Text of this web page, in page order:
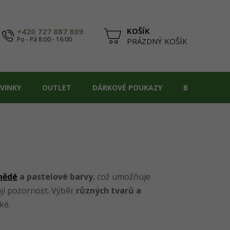
+420 727 887 809
Po - Pá 8:00 - 16:00
NÁKUPNÍPRÁZDNÝ KOŠÍK
OUTLET DÁRKOVÉ POUKAZY BLOG
a pastelové barvy, což umožňuje
pozornost. Výběr různých tvarů a